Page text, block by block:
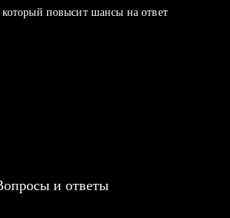
повысит шансы на ответ
и ответы